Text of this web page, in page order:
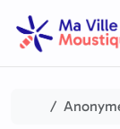
Accueil